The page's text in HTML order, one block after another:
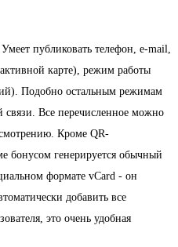
публиковать телефон, e-mail,
карте), режим работы
Подобно остальным режимам
связи. Все перечисленное можно
Кроме QR-
генерируется обычный
формате vCard - он
добавить все
это очень удобная